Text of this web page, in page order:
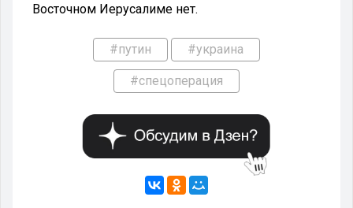
Восточном Иерусалиме нет.
#путин #украина
#спецоперация